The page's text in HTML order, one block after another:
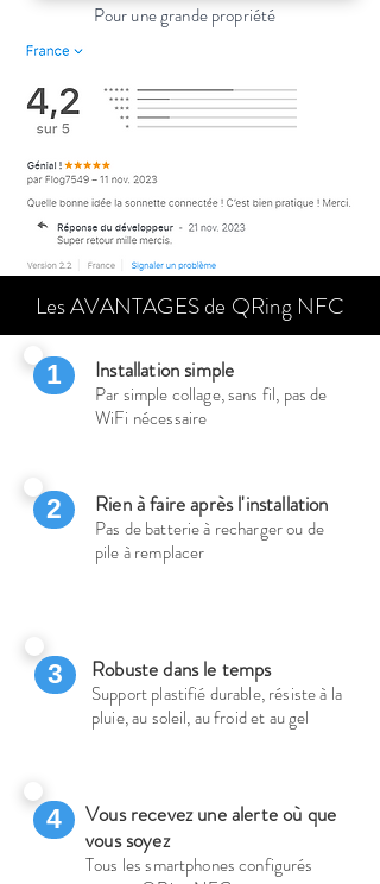
Pour une grande propriété
Les AVANTAGES de QRing NFC
1 Installation simple
Par simple collage, sans fil, pas de
WiFi nécessaire
2 Rien à faire après l'installation
Pas de batterie à recharger ou de
pile à remplacer
3 Robuste dans le temps
Support plastifié durable,résisteà la
pluie, au soleil, au froid et au gel
4
Vous recevez une alerte où que
vous soyez
Tous les smartphones configurés